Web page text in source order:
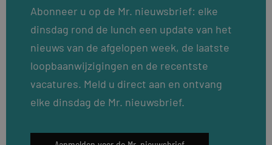
Abonneer u op de Mr. nieuwsbrief: elke
dinsdag rond de lunch een update van het
nieuws van de afgelopen week, de laatste
loopbaanwijzigingen en de recentste
vacatures. Meld u direct aan en ontvang
elke dinsdag de Mr. nieuwsbrief.